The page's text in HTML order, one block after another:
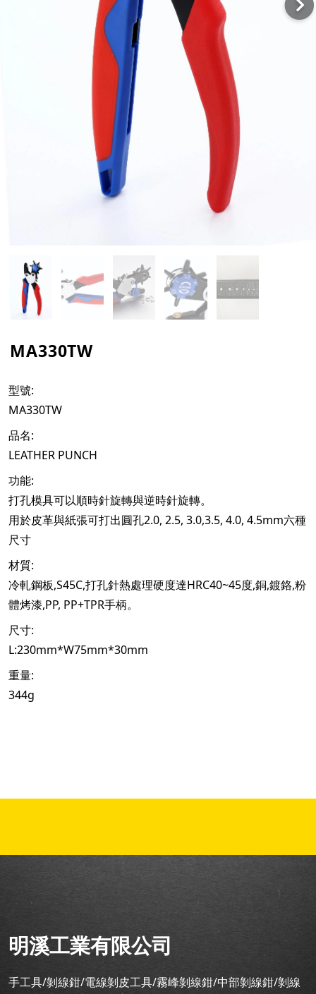
MA330TW
型號:
MA330TW
品名:
LEATHER PUNCH
功能:
打孔模具可以順時針旋轉與逆時針旋轉。
用於皮革與紙張可打出圓孔2.0, 2.5, 3.0,3.5, 4.0, 4.5mm六種
尺寸
材質:
冷軋鋼板,S45C,打孔針熱處理硬度達HRC40~45度,銅,鍍鉻,粉
體烤漆,PP, PP+TPR手柄。
尺寸:
L:230mm*W75mm*30mm
重量:
344g
明溪工業有限公司
手工具/剝線鉗/電線剝皮工具/霧峰剝線鉗/中部剝線鉗/剝線